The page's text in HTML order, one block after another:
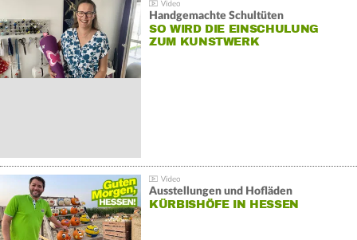
Handgemachte Schultüten
SO WIRD DIE EINSCHULUNG
ZUM KUNSTWERK
Ausstellungen und Hofläden
KÜRBISHÖFE IN HESSEN